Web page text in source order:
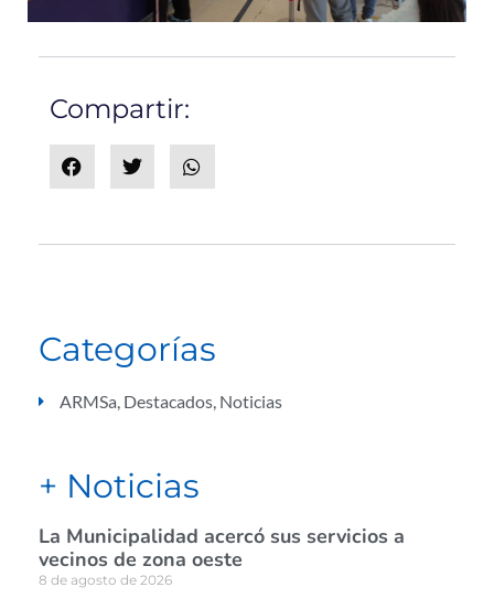
Compartir:
Categorías
ARMSa, Destacados, Noticias
+ Noticias
La Municipalidad acercó sus servicios a
vecinos de zona oeste
8 de agosto de 2026